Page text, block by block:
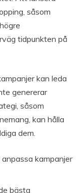
såsom
tidpunkten på
kan leda
genererar
såsom
kan hålla
dem.
kampanjer
bästa